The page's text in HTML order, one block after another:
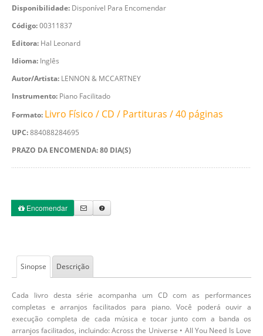
Disponibilidade: Disponível Para Encomendar
Código:00311837
Editora: Hal Leonard
Idioma: Inglês
Autor/Artista: LENNON & MCCARTNEY
Instrumento: Piano Facilitado
Formato: Livro Físico / CD / Partituras / 40 páginas
UPC:884088284695
PRAZO DA ENCOMENDA: 80 DIA(S)
Encomendar
Sinopse Descrição
Cada livro desta série acompanha um CD com as performances
completas e arranjos facilitados para piano. Você poderá ouvir a
execução completa de cada música e tocar junto com a banda os
arranjos facilitados, incluindo:Across the Universe • All You Need Is Love